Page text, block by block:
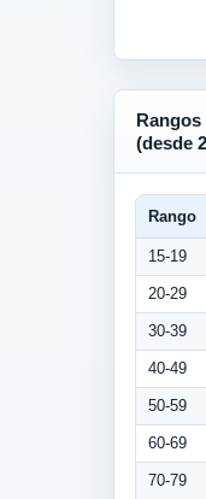
Rangos
(desde
Rango
15-19
20-29
30-39
40-49
50-59
60-69
70-79